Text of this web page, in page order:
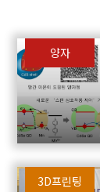
양자
3D프린팅